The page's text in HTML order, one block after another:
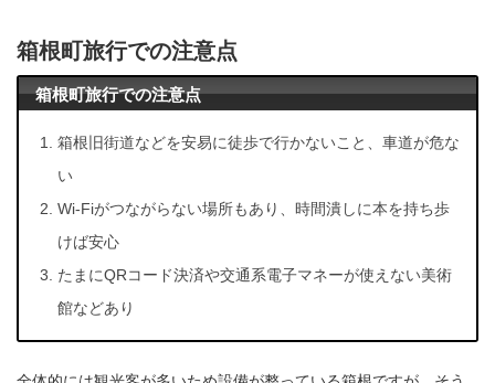
箱根町旅行での注意点
箱根町旅行での注意点
箱根旧街道などを安易に徒歩で行かないこと、車道が危な
い
Wi-Fiがつながらない場所もあり、時間潰しに本を持ち歩
けば安心
たまにQRコード決済や交通系電子マネーが使えない美術
館などあり